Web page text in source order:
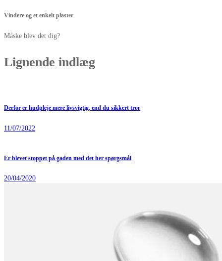
Vindere og et enkelt plaster
Måske blev det dig?
Lignende indlæg
Derfor er hudpleje mere livsvigtig, end du sikkert tror
11/07/2022
Er blevet stoppet på gaden med det her spørgsmål
20/04/2020